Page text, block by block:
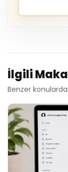
İlgili
Benzer